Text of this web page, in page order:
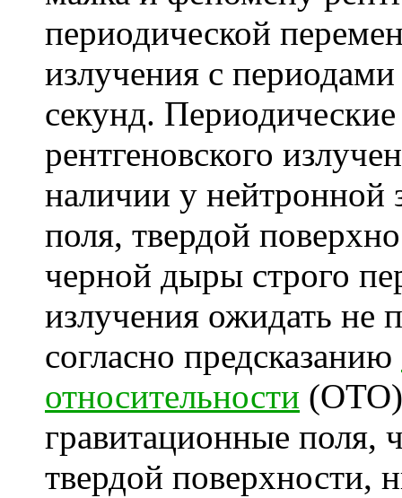
периодической
излучения с
секунд.
рентгеновского
наличии у нейтронной
поля, твердой
черной дыры строго
излучения ожидать не
согласно предсказанию
относительности
гравитационные поля,
твердой поверхности,